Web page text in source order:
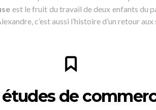
est le fruit du travail de deux enfants du
c’est aussi l’histoire d’un retour aux
études de